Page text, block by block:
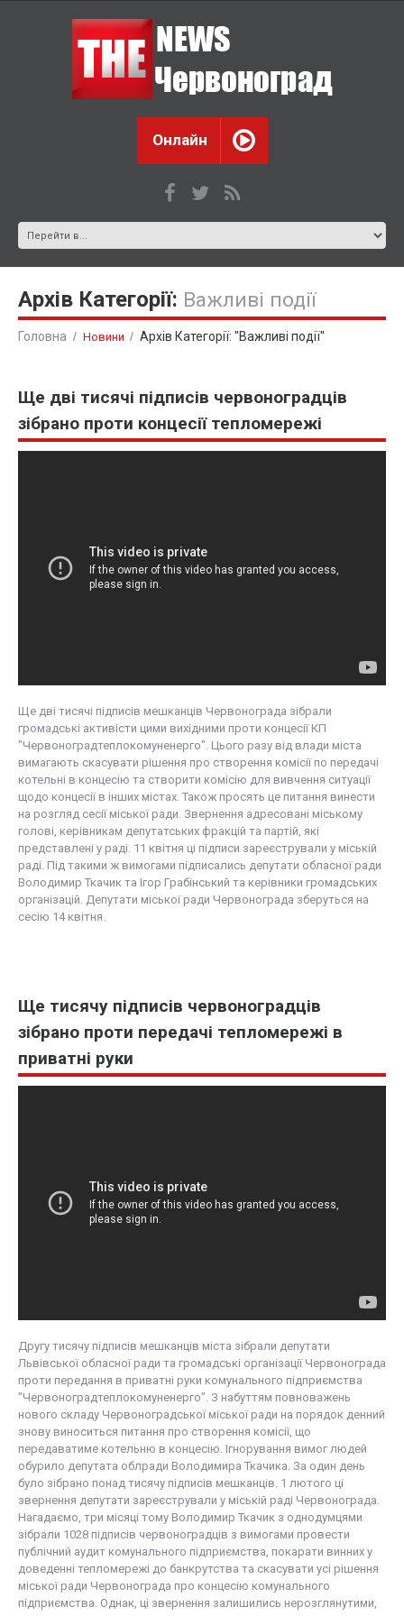
Онлайн
Архів Категорії: Важливі події
Головна Новини Архів Категорії: "Важливі події"
Ще дві тисячі підписів червоноградців
зібрано проти концесії тепломережі
Ще дві тисячі підписів мешканців Червонограда зібрали
громадські активісти цими вихідними проти концесії КП
"Червоноградтеплокомуненерго". Цього разу від влади міста
вимагають скасувати рішення про створення комісії по передачі
котельні в концесію та створити комісію для вивчення ситуації
щодо концесії в інших містах. Також просять це питання винести
на розгляд сесії міської ради. Звернення адресовані міському
голові, керівникам депутатських фракцій та партій, які
представлені у раді. 11 квітня ці підписи зареєстрували у міській
раді. Під такими ж вимогами підписались депутати обласної ради
Володимир Ткачик та Ігор Грабінський та керівники громадських
організацій. Депутати міської ради Червонограда зберуться на
сесію 14 квітня.
Ще тисячу підписів червоноградців
зібрано проти передачі тепломережі в
приватні руки
Другу тисячу підписів мешканців міста зібрали депутати
Львівської обласної ради та громадські організації Червонограда
проти передання в приватні руки комунального підприємства
"Червоноградтеплокомуненерго". З набуттям повноважень
нового складу Червоноградської міської ради на порядок денний
знову виноситься питання про створення комісії, що
передаватиме котельню в концесію. Ігнорування вимог людей
обурило депутата облради Володимира Ткачика. За один день
було зібрано понад тисячу підписів мешканців. 1 лютого ці
звернення депутати зареєстрували у міській раді Червонограда.
Нагадаємо, три місяці тому Володимир Ткачик з однодумцями
зібрали 1028 підписів червоноградців з вимогами провести
публічний аудит комунального підприємства, покарати винних у
доведенні тепломережі до банкрутства та скасувати усі рішення
міської ради Червонограда про концесію комунального
підприємства. Однак, ці звернення залишились нерозглянутими,